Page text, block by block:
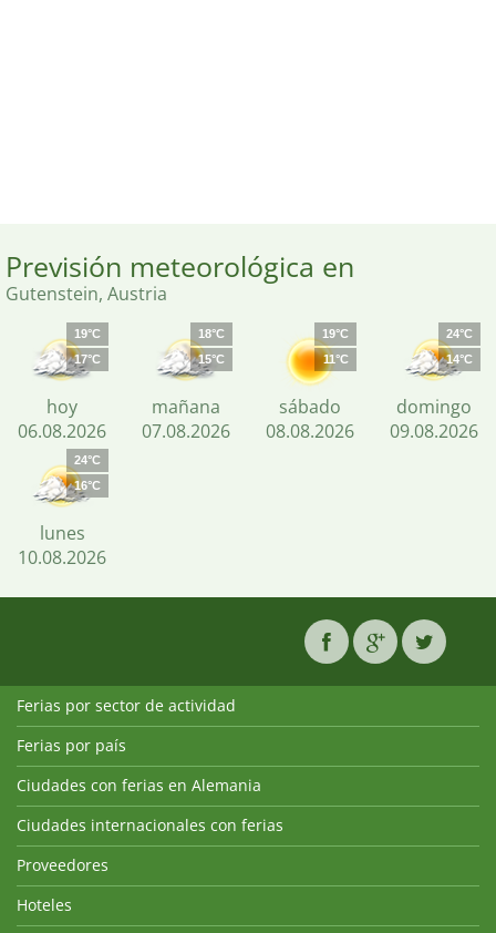
Previsión meteorológica en
Gutenstein, Austria
19°C
17°C
hoy
06.08.2026
18°C
15°C
mañana
07.08.2026
19°C
11°C
sábado
08.08.2026
24°C
14°C
domingo
09.08.2026
24°C
16°C
lunes
10.08.2026
Ferias por sector de actividad
Ferias por país
Ciudades con ferias en Alemania
Ciudades internacionales con ferias
Proveedores
Hoteles